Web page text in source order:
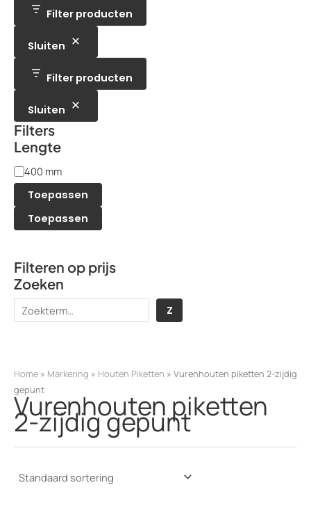
e
n
t
t
u
c
n
Filter producten
Sluiten
Filter producten
Sluiten
Filters
Lengte
L
n
g
e
400 mm
Toepassen
Toepassen
Filteren op prijs
Zoeken
k
e
n
Z
Home » Markering » Houten Piketten » Vurenhouten piketten 2-zijdig
gepunt
Vurenhouten piketten
2-zijdig gepunt